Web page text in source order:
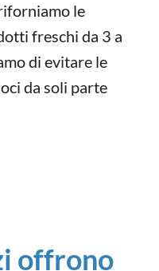
le
freschi da 3 a
di evitare le
da soli parte
offrono